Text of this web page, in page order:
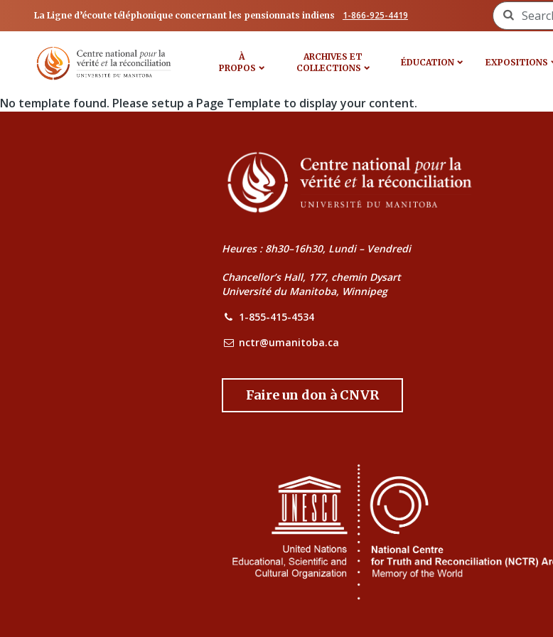
La Ligne d’écoute téléphonique concernant les pensionnats indiens 1-866-925-4419 Search for:
À
PROPOS
ARCHIVES ET
COLLECTIONS
ÉDUCATION EXPOSITIONS
No template found. Please setup a Page Template to display your content.
Heures : 8h30–16h30, Lundi – Vendredi
Chancellor’s Hall, 177, chemin Dysart
Université du Manitoba, Winnipeg
1-855-415-4534
nctr@umanitoba.ca
Faire un don à CNVR